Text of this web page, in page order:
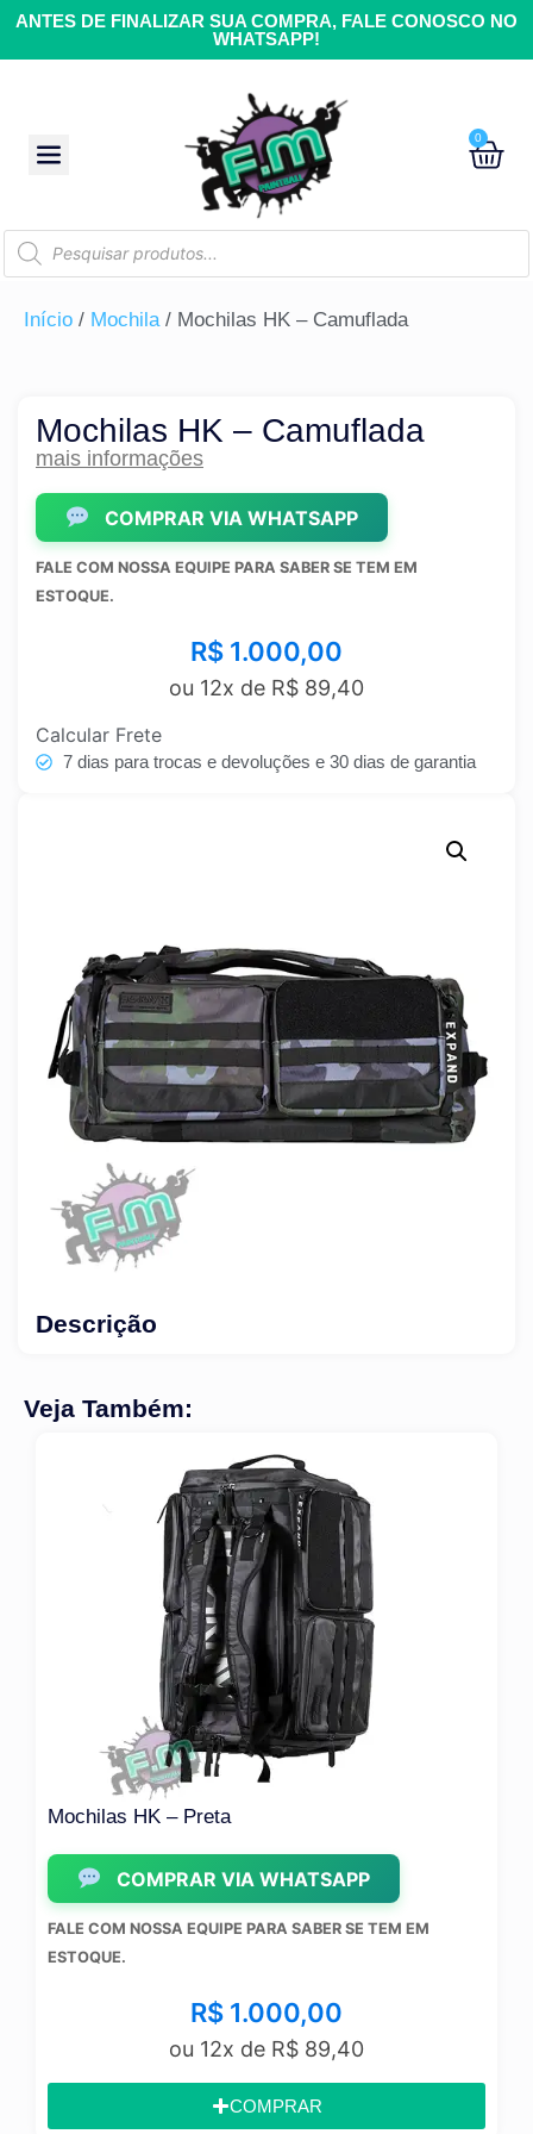
ANTES DE FINALIZAR SUA COMPRA, FALE CONOSCO NO
WHATSAPP!
0
Início / Mochila/ Mochilas HK – Camuflada
Descrição
Mochilas HK – Camuflada
mais informações
COMPRAR VIA WHATSAPP
FALE COM NOSSA EQUIPE PARA SABER SE TEM EM
ESTOQUE.
R$ 1.000,00
ou 12x de R$ 89,40
Calcular Frete
7 dias para trocas e devoluções e 30 dias de garantia
Veja Também:
Mochilas HK – Preta
COMPRAR VIA WHATSAPP
FALE COM NOSSA EQUIPE PARA SABER SE TEM EM
ESTOQUE.
1.000,00
ou 12x de R$89,40
COMPRAR